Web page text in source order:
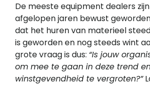
De meeste equipment dealers
afgelopen jaren bewust
dat het huren van materieel
is geworden en nog steeds wint
grote vraag is dus: “Is jouw
om mee te gaan in deze trend
winstgevendheid te vergroten?”